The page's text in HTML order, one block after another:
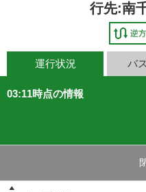
行先:南
運行状況 バ
03:11時点の情報